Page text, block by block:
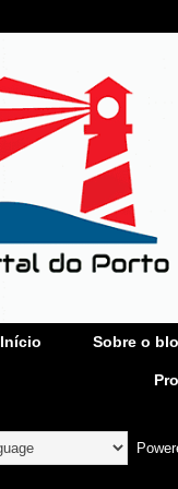
Início Sobre o